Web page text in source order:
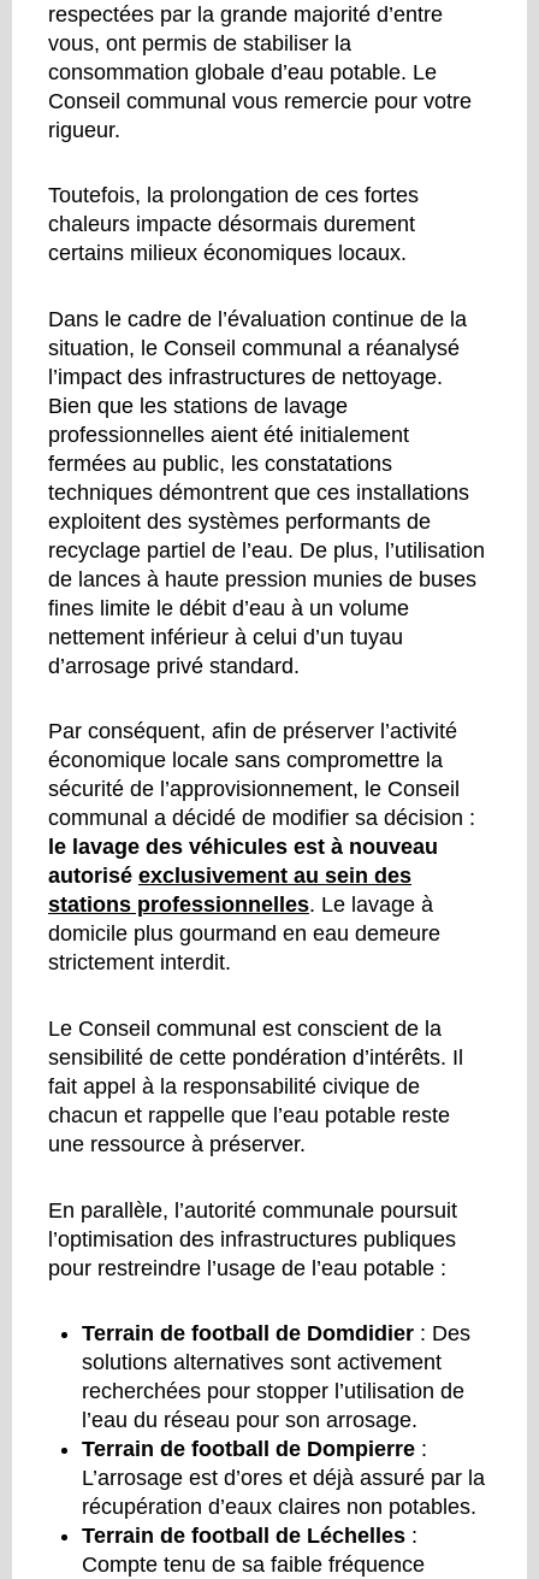
respectées par la grande majorité d’entre
vous, ont permis de stabiliser la
consommation globale d’eau potable. Le
Conseil communal vous remercie pour votre
rigueur.
Toutefois, la prolongation de ces fortes
chaleurs impacte désormais durement
certains milieux économiques locaux.
Dans le cadre de l’évaluation continue de la
situation, le Conseil communal a réanalysé
l’impact des infrastructures de nettoyage.
Bien que les stations de lavage
professionnelles aient été initialement
fermées au public, les constatations
techniques démontrent que ces installations
exploitent des systèmes performants de
recyclage partiel de l’eau. De plus, l’utilisation
de lances à haute pression munies de buses
fines limite le débit d’eau à un volume
nettement inférieur à celui d’un tuyau
d’arrosage privé standard.
Par conséquent, afin de préserver l’activité
économique locale sans compromettre la
sécurité de l’approvisionnement, le Conseil
communal a décidé de modifier sa décision :
le lavage des véhicules est à nouveau
autorisé exclusivement au sein des
stations professionnelles. Le lavage à
domicile plus gourmand en eau demeure
strictement interdit.
Le Conseil communal est conscient de la
sensibilité de cette pondération d’intérêts. Il
fait appel à la responsabilité civique de
chacun et rappelle que l’eau potable reste
une ressource à préserver.
En parallèle, l’autorité communale poursuit
l’optimisation des infrastructures publiques
pour restreindre l’usage de l’eau potable :
Terrain de football de Domdidier : Des
solutions alternatives sont activement
recherchées pour stopper l’utilisation de
l’eau du réseau pour son arrosage.
Terrain de football de Dompierre :
L’arrosage est d’ores et déjà assuré par la
récupération d’eaux claires non potables.
Terrain de football de Léchelles :
Compte tenu de sa faible fréquence